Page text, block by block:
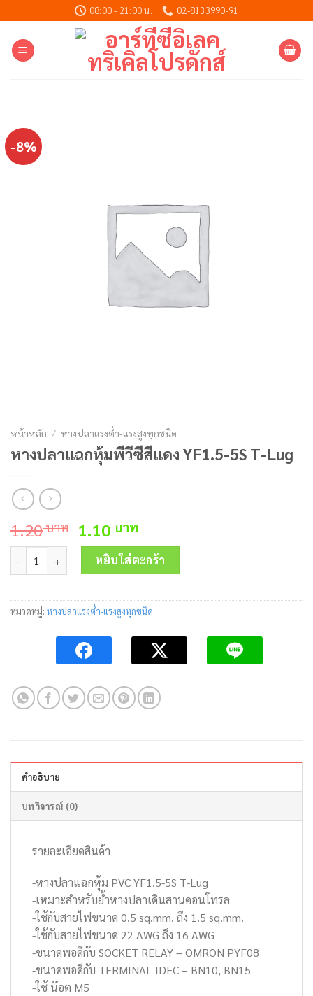
to
content
08:00 - 21:00 น. 02-8133990-91
-8%
หน้าหลัก / หางปลาแรงต่ำ-แรงสูงทุกชนิด
หางปลาแฉกหุ้มพีวีซีสีแดง YF1.5-5S T-Lug
1.20บาท Original
price
was:
1.20 บาท.
1.10 บาท
price
is:
1.10 บาท.
จำนวน หางปลาแฉกหุ้มพีวีซีสีแดง YF1.5-5S T-Lug ชิ้น
หยิบใส่ตะกร้า
หมวดหมู่: หางปลาแรงต่ำ-แรงสูงทุกชนิด
คำอธิบาย
บทวิจารณ์ (0)
รายละเอียดสินค้า
-หางปลาแฉกหุ้ม PVC YF1.5-5S T-Lug
-เหมาะสำหรับย้ำหางปลาเดินสานคอนโทรล
-ใช้กับสายไฟขนาด 0.5 sq.mm. ถึง 1.5 sq.mm.
-ใช้กับสายไฟขนาด 22 AWG ถึง 16 AWG
-ขนาดพอดีกับ SOCKET RELAY – OMRON PYF08
-ขนาดพอดีกับ TERMINAL IDEC – BN10, BN15
-ใช้ น๊อต M5